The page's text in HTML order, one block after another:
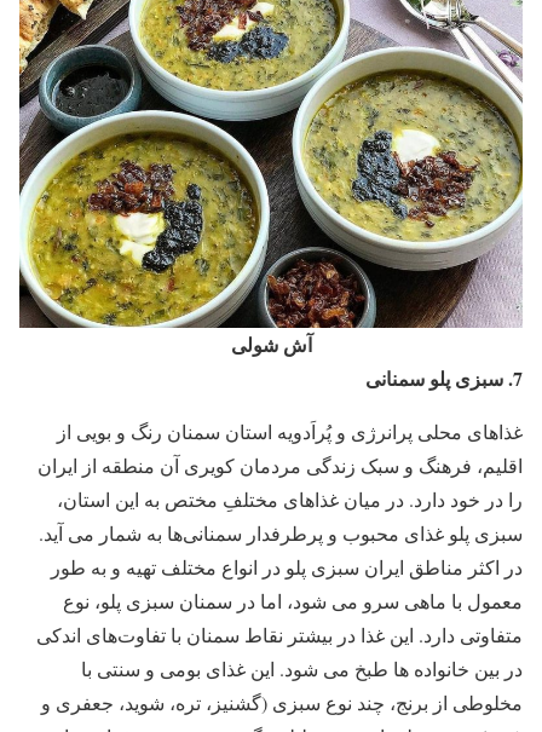
آش شولی
7. سبزی پلو سمنانی
غذاهای محلی پرانرژی و پُراَدویه استان سمنان رنگ و بویی از
اقلیم، فرهنگ و سبک زندگی مردمان کویری آن منطقه از ایران
را در خود دارد. در میان غذاهای مختلفِ مختص به این استان،
سبزی ‌پلو غذای محبوب و پرطرفدار سمنانی‌ها به شمار می ‌آید.
در اکثر مناطق ایران سبزی پلو در انواع مختلف تهیه و به طور
معمول با ماهی سرو می شود، اما در سمنان سبزی پلو، نوع
متفاوتی دارد. این غذا در بیشتر نقاط سمنان با تفاوت‌های اندکی
در بین خانواده ها طبخ می شود. این غذای بومی و سنتی با
مخلوطی از برنج، چند نوع سبزی (گشنیز، تره، شوید، جعفری و